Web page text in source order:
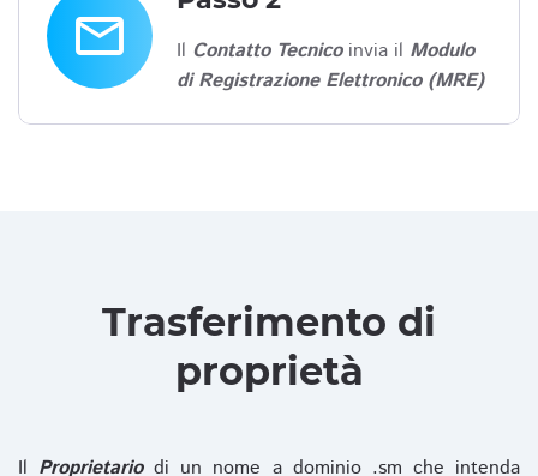
email Il Contatto Tecnicoinvia il Modulo
di Registrazione Elettronico (MRE)
Trasferimento di
proprietà
Il Proprietariodi un nome a dominio .sm che intenda